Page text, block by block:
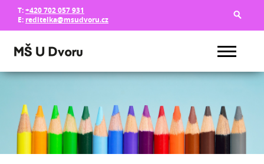
T:+420 702 057 931
E: reditelka@msudvoru.cz